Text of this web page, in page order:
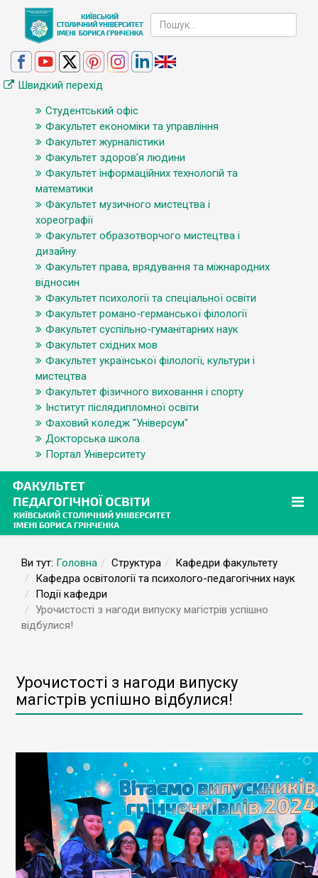
Швидкий перехід
Студентський офіс
Факультет економіки та управління
Факультет журналістики
Факультет здоров’я людини
Факультет інформаційних технологій та
математики
Факультет музичного мистецтва і
хореографії
Факультет образотворчого мистецтва і
дизайну
Факультет права, врядування та міжнародних
відносин
Факультет психології та спеціальної освіти
Факультет романо-германської філології
Факультет суспільно-гуманітарних наук
Факультет східних мов
Факультет української філології, культури і
мистецтва
Факультет фізичного виховання і спорту
Інститут післядипломної освіти
Фаховий коледж "Універсум"
Докторська школа
Портал Університету
Ви тут: Головна Структура
Кафедри факультету
Кафедра освітології та психолого-педагогічних наук
Події кафедри
Урочистості з нагоди випуску магістрів успішно
відбулися!
Урочистості з нагоди випуску
магістрів успішно відбулися!